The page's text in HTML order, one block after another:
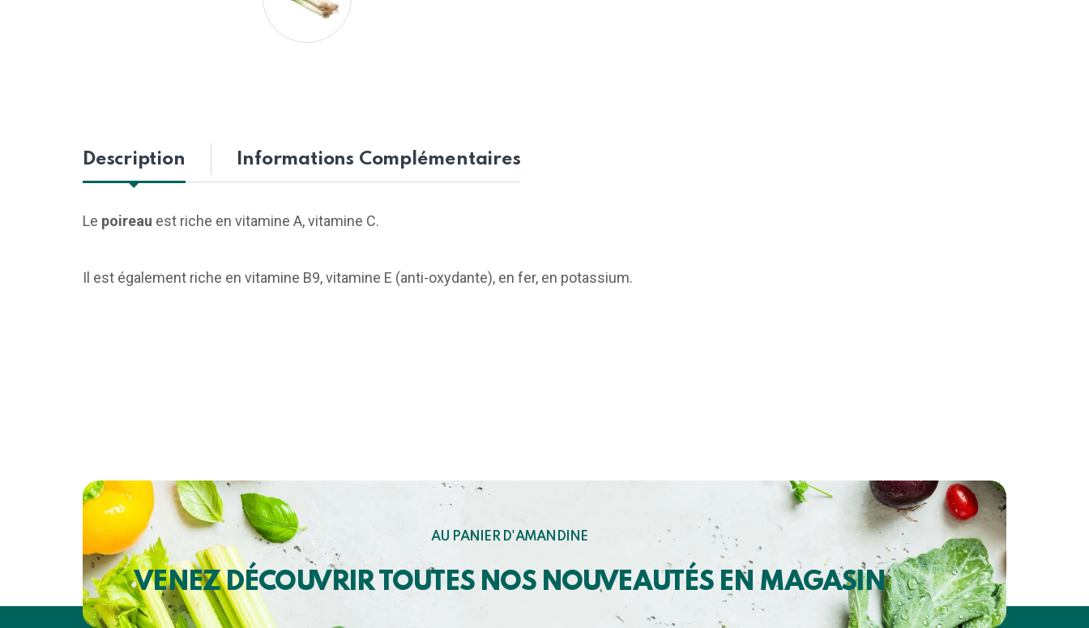
Description Informations Complémentaires
Le poireau est riche en vitamine A, vitamine C.
Il est également riche en vitamine B9, vitamine E (anti-oxydante), en fer, en potassium.
AU PANIER D'AMANDINE
VENEZ DÉCOUVRIR TOUTES NOS NOUVEAUTÉS EN MAGASIN